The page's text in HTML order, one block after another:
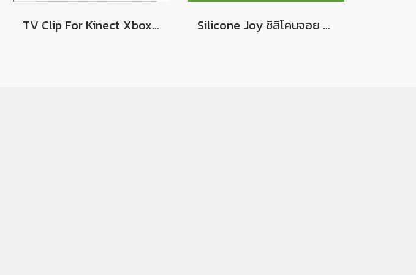
TV Clip For Kinect Xbox 360 : ตัวคลิปหนีบกล้องบนทีวี ทำให้กล้องจับเซนเซอร์ได้ดีขึ้น Silicone Joy ซิลิโคนจอย Xbox Series X / S ซิลิโคนเนื้อนุ่ม กระชับ สำหรับใส่จอย Xbox รุ่นใหม่ Series X และ S